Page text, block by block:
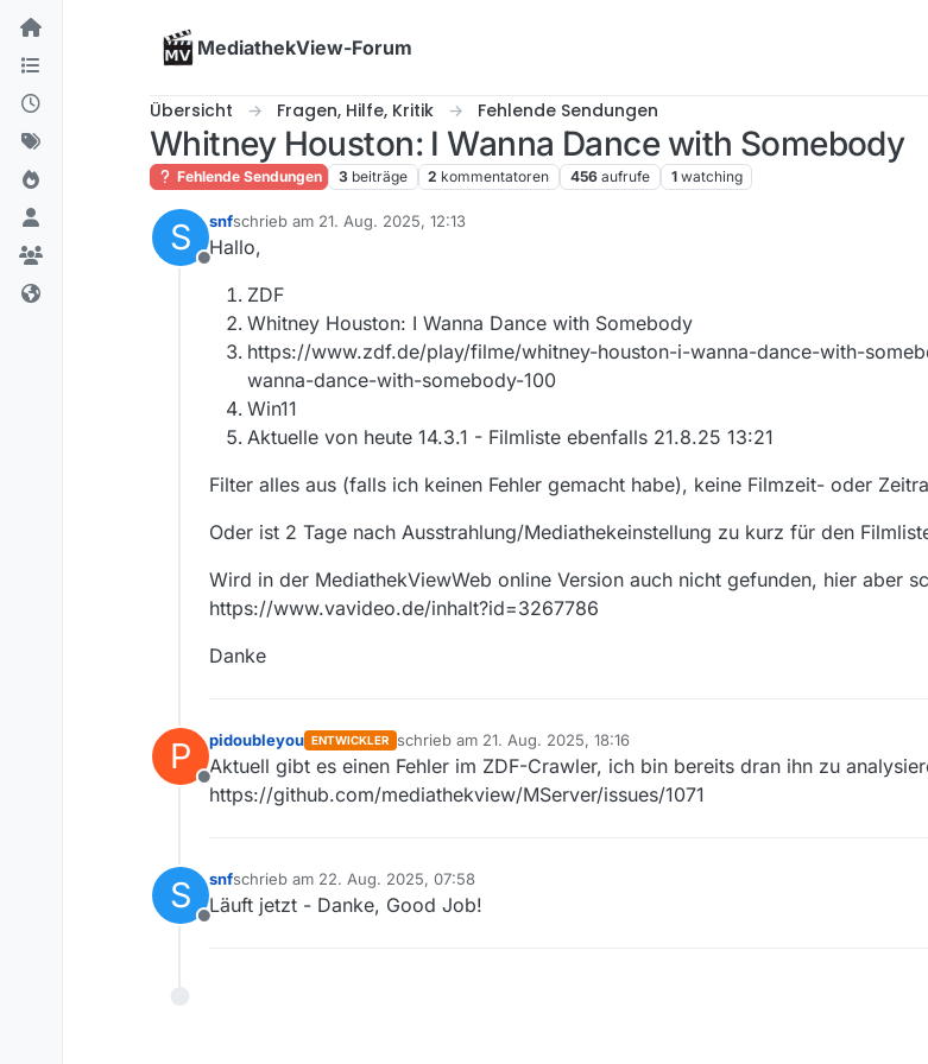
Skip to content
MediathekView-Forum
Übersicht Fragen, Hilfe, Kritik Fehlende Sendungen
Whitney Houston: I Wanna Dance with Somebody
Fehlende Sendungen 3 beiträge 2 kommentatoren 456 aufrufe 1 watching
S
Offline
snfschrieb am 21. Aug. 2025, 12:13
zuletzt editiert von
Hallo,
ZDF
Whitney Houston: I Wanna Dance with Somebody
https://www.zdf.de/play/filme/whitney-houston-i-wanna-dance-with-
wanna-dance-with-somebody-100
Win11
Aktuelle von heute 14.3.1 - Filmliste ebenfalls 21.8.25 13:21
Filter alles aus (falls ich keinen Fehler gemacht habe), keine Filmzeit- oder
Oder ist 2 Tage nach Ausstrahlung/Mediathekeinstellung zu kurz für den
Wird in der MediathekViewWeb online Version auch nicht gefunden, hier aber
https://www.vavideo.de/inhalt?id=3267786
Danke
P
Offline
pidoubleyou ENTWICKLER schrieb am 21. Aug. 2025, 18:16
zuletzt editiert von
Aktuell gibt es einen Fehler im ZDF-Crawler, ich bin bereits dran ihn zu
https://github.com/mediathekview/MServer/issues/1071
S
Offline
snfschrieb am 22. Aug. 2025, 07:58
zuletzt editiert von
Läuft jetzt - Danke, Good Job!